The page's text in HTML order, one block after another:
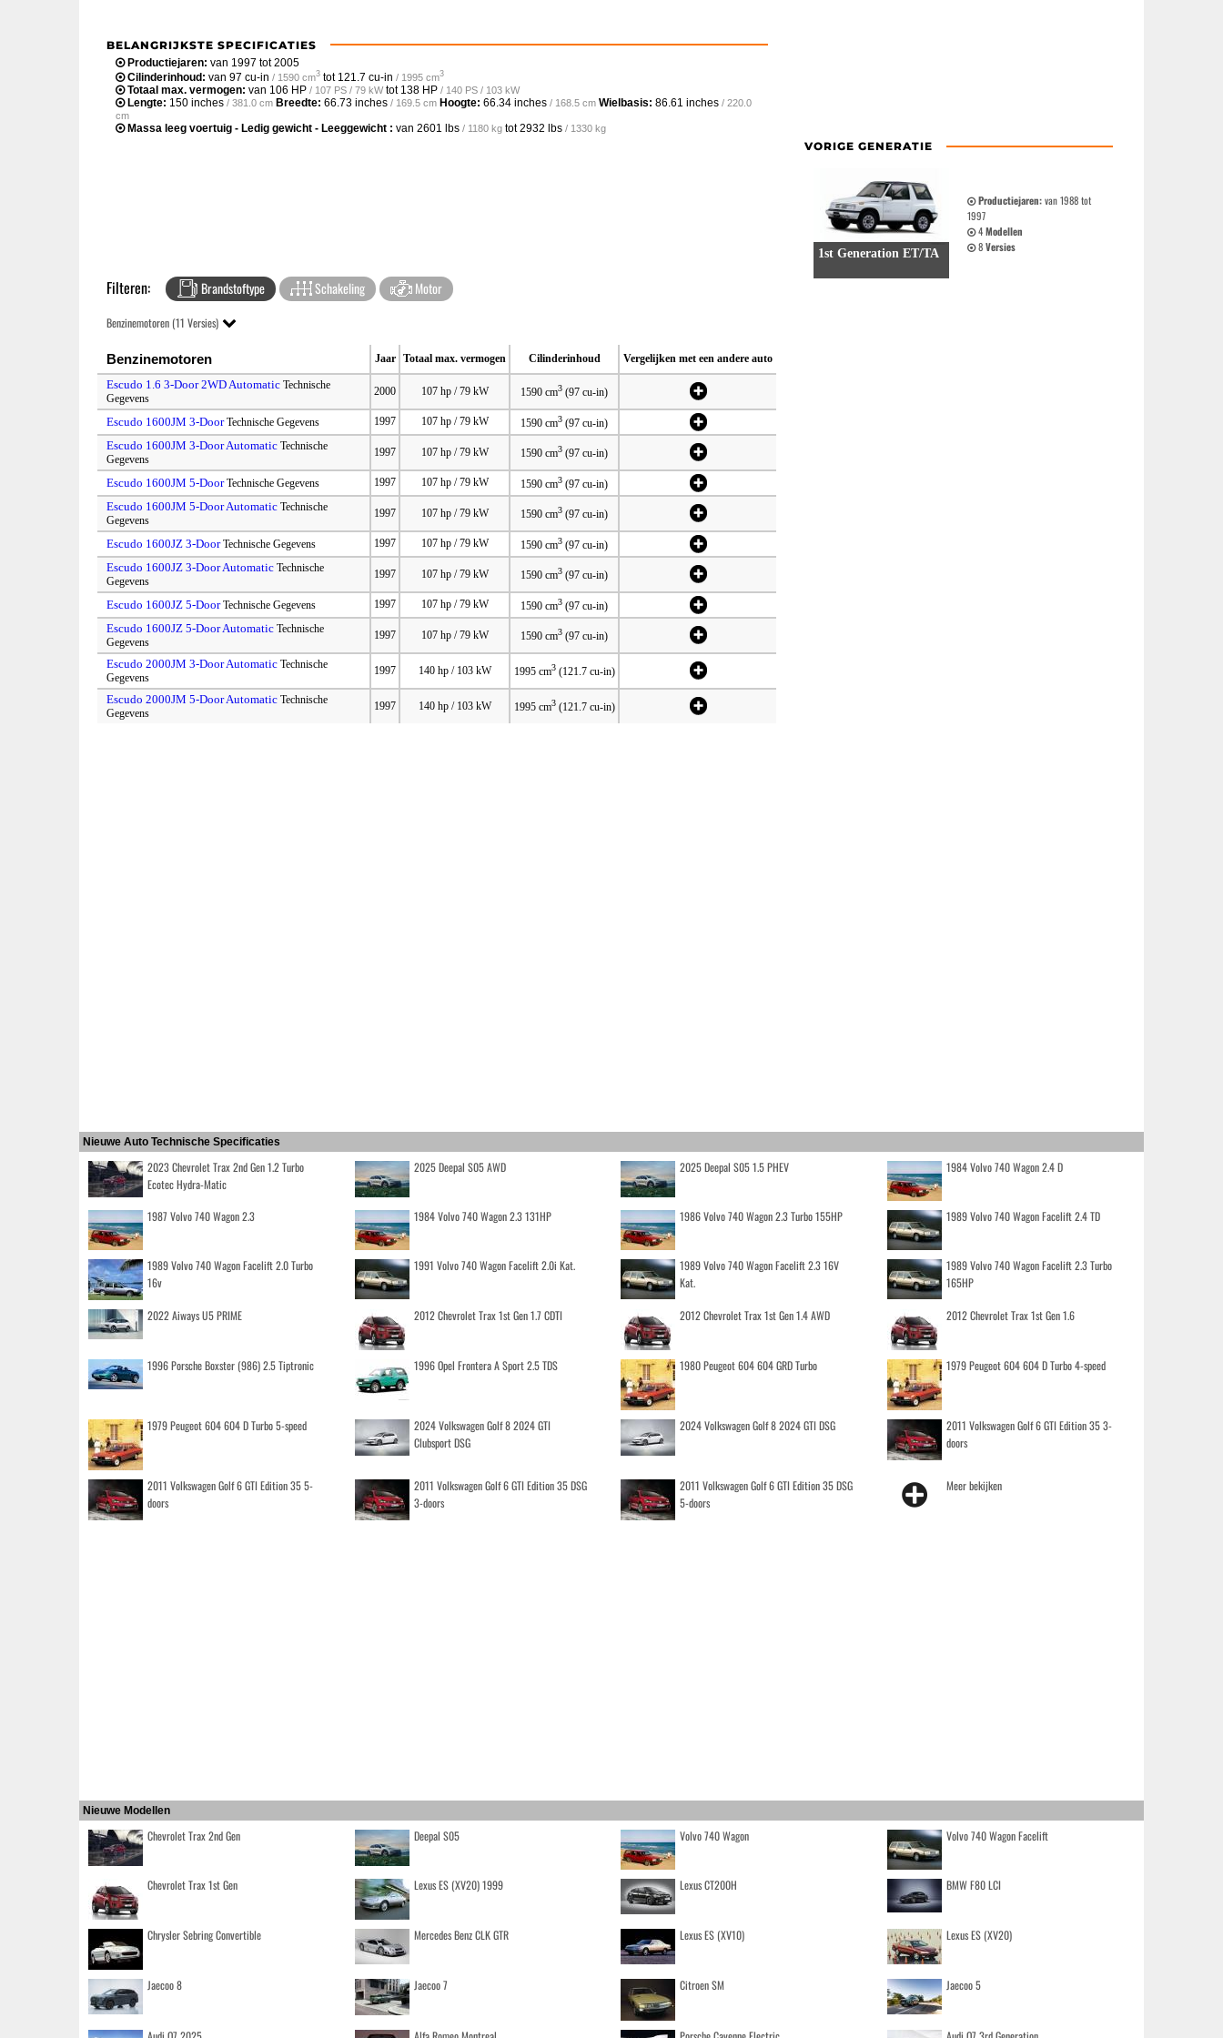
BELANGRIJKSTE SPECIFICATIES
Productiejaren: van 1997 tot 2005
Cilinderinhoud: van 97 cu-in / 1590 cm3 tot 121.7 cu-in / 1995 cm3
Totaal max. vermogen: van 106 HP / 107 PS / 79 kWtot 138 HP / 140 PS / 103 kW
Lengte: 150 inches / 381.0 cm Breedte: 66.73 inches / 169.5 cm Hoogte: 66.34 inches / 168.5 cm Wielbasis: 86.61 inches / 220.0
cm
Massa leeg voertuig - Ledig gewicht - Leeggewicht : van 2601 lbs / 1180 kg tot2932 lbs / 1330 kg
Filteren: Brandstoftype Schakeling Motor
Benzinemotoren (11 Versies)
Benzinemotoren Jaar Totaal max. vermogen Cilinderinhoud Vergelijken met een andere auto
Escudo 1.6 3-Door 2WD Automatic Technische
Gegevens
2000 107 hp / 79 kW 1590 cm3 (97 cu-in)
Escudo 1600JM 3-DoorTechnische Gegevens 1997 107 hp / 79 kW 1590 cm3 (97 cu-in)
Escudo 1600JM 3-Door Automatic Technische
Gegevens
1997 107 hp / 79 kW 1590 cm3 (97 cu-in)
Escudo 1600JM 5-DoorTechnische Gegevens 1997 107 hp / 79 kW 1590 cm3 (97 cu-in)
Escudo 1600JM 5-Door Automatic Technische
Gegevens
1997 107 hp / 79 kW 1590 cm3 (97 cu-in)
Escudo 1600JZ 3-DoorTechnische Gegevens 1997 107 hp / 79 kW 1590 cm3 (97 cu-in)
Escudo 1600JZ 3-Door Automatic Technische
Gegevens
1997 107 hp / 79 kW 1590 cm3 (97 cu-in)
Escudo 1600JZ 5-DoorTechnische Gegevens 1997 107 hp / 79 kW 1590 cm3 (97 cu-in)
Escudo 1600JZ 5-Door Automatic Technische
Gegevens
1997 107 hp / 79 kW 1590 cm3 (97 cu-in)
Escudo 2000JM 3-Door Automatic Technische
Gegevens
1997 140 hp / 103 kW 1995 cm3(121.7 cu-in)
Escudo 2000JM 5-Door Automatic Technische
Gegevens
1997 140 hp / 103 kW 1995 cm3(121.7 cu-in)
VORIGE GENERATIE
1st Generation ET/TA
Productiejaren:van 1988 tot
1997
4Modellen
8Versies
Nieuwe Auto Technische Specificaties
2023 Chevrolet Trax 2nd Gen 1.2 Turbo
Ecotec Hydra-Matic
2025 Deepal S05 AWD 2025 Deepal S05 1.5 PHEV 1984 Volvo 740 Wagon 2.4 D
1987 Volvo 740 Wagon 2.3 1984 Volvo 740 Wagon 2.3 131HP 1986 Volvo 740 Wagon 2.3 Turbo 155HP 1989 Volvo 740 Wagon Facelift 2.4 TD
1989 Volvo 740 Wagon Facelift 2.0 Turbo
16v
1991 Volvo 740 Wagon Facelift 2.0i Kat.
1989 Volvo 740 Wagon Facelift 2.3 16V
Kat.
1989 Volvo 740 Wagon Facelift 2.3 Turbo
165HP
2022 Aiways U5 PRIME 2012 Chevrolet Trax 1st Gen 1.7 CDTI 2012 Chevrolet Trax 1st Gen 1.4 AWD 2012 Chevrolet Trax 1st Gen 1.6
1996 Porsche Boxster (986) 2.5 Tiptronic 1996 Opel Frontera A Sport 2.5 TDS 1980 Peugeot 604 604 GRD Turbo 1979 Peugeot 604 604 D Turbo 4-speed
1979 Peugeot 604 604 D Turbo 5-speed
2024 Volkswagen Golf 8 2024 GTI
Clubsport DSG
2024 Volkswagen Golf 8 2024 GTI DSG
2011 Volkswagen Golf 6 GTI Edition 35 3-
doors
2011 Volkswagen Golf 6 GTI Edition 35 5-
doors
2011 Volkswagen Golf 6 GTI Edition 35 DSG
3-doors
2011 Volkswagen Golf 6 GTI Edition 35 DSG
5-doors
Meer bekijken
Nieuwe Modellen
Chevrolet Trax 2nd Gen Deepal S05 Volvo 740 Wagon Volvo 740 Wagon Facelift
Chevrolet Trax 1st Gen Lexus ES (XV20) 1999 Lexus CT200H BMW F80 LCI
Chrysler Sebring Convertible Mercedes Benz CLK GTR Lexus ES (XV10) Lexus ES (XV20)
Jaecoo 8 Jaecoo 7 Citroen SM Jaecoo 5